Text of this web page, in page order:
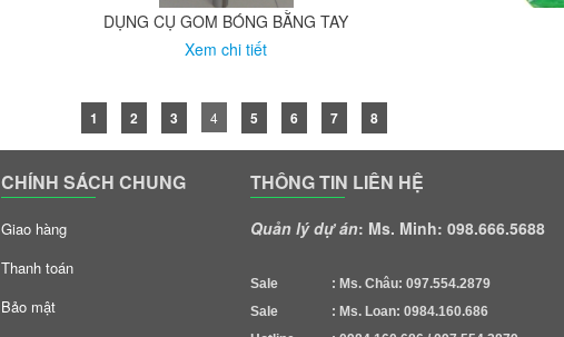
​DỤNG CỤ GOM BÓNG BẰNG TAY
Xem chi tiết
1 2 3 4 5 6 7 8
CHÍNH SÁCH CHUNG
Giao hàng
Thanh toán
Bảo mật
THÔNG TIN LIÊN HỆ
Quản lý dự án: Ms. Minh: 098.666.5688
Sale : Ms. Châu: 097.554.2879
Sale : Ms. Loan: 0984.160.686